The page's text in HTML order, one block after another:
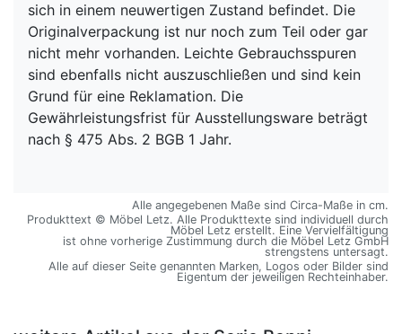
sich in einem neuwertigen Zustand befindet. Die
Originalverpackung ist nur noch zum Teil oder gar
nicht mehr vorhanden. Leichte Gebrauchsspuren
sind ebenfalls nicht auszuschließen und sind kein
Grund für eine Reklamation. Die
Gewährleistungsfrist für Ausstellungsware beträgt
nach § 475 Abs. 2 BGB 1 Jahr.
Alle angegebenen Maße sind Circa-Maße in cm.
Produkttext © Möbel Letz. Alle Produkttexte sind individuell durch
Möbel Letz erstellt. Eine Vervielfältigung
ist ohne vorherige Zustimmung durch die Möbel Letz GmbH
strengstens untersagt.
Alle auf dieser Seite genannten Marken, Logos oder Bilder sind
Eigentum der jeweiligen Rechteinhaber.